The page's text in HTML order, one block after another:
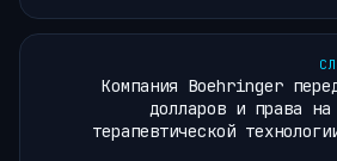
Компания Boehringer
долларов и права на
терапевтической